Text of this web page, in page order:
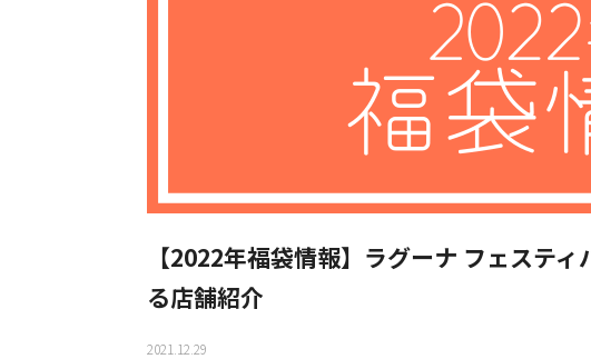
【2022年福袋情報】ラグーナ フェステ
る店舗紹介
2021.12.29